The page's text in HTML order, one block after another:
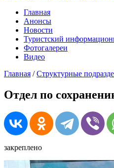
Главная
Анонсы
Новости
Туристский
Фотогалереи
Видео
Главная /Структурные
Отдел по
закреплено